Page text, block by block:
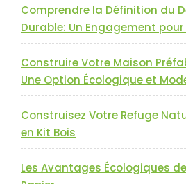
Comprendre la Définition du
Durable: Un Engagement pour
Construire Votre Maison
Une Option Écologique et
Construisez Votre Refuge
en Kit Bois
Les Avantages Écologiques